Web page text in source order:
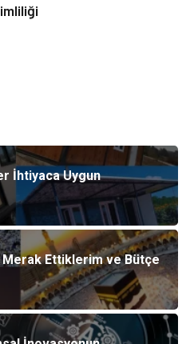
İhtiyaca Uygun
Merak Ettiklerim ve Bütçe